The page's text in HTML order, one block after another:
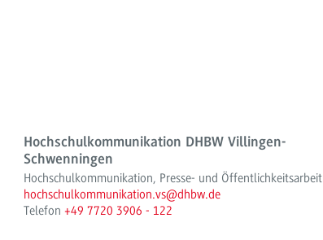
Hochschulkommunikation DHBW Villingen-
Schwenningen
Hochschulkommunikation, Presse- und Öffentlichkeitsarbeit
hochschulkommunikation.vs@dhbw.de
Telefon +49 7720 3906 - 122